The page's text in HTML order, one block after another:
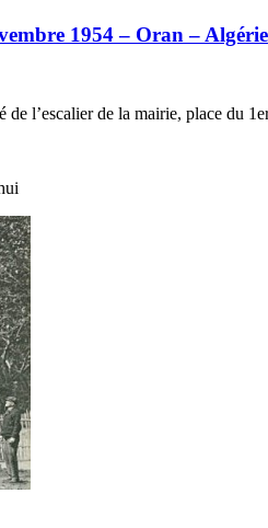
1954 – Oran – Algérie
de l’escalier de la mairie, place du